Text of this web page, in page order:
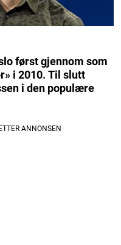
først gjennom som
i 2010. Til slutt
i den populære